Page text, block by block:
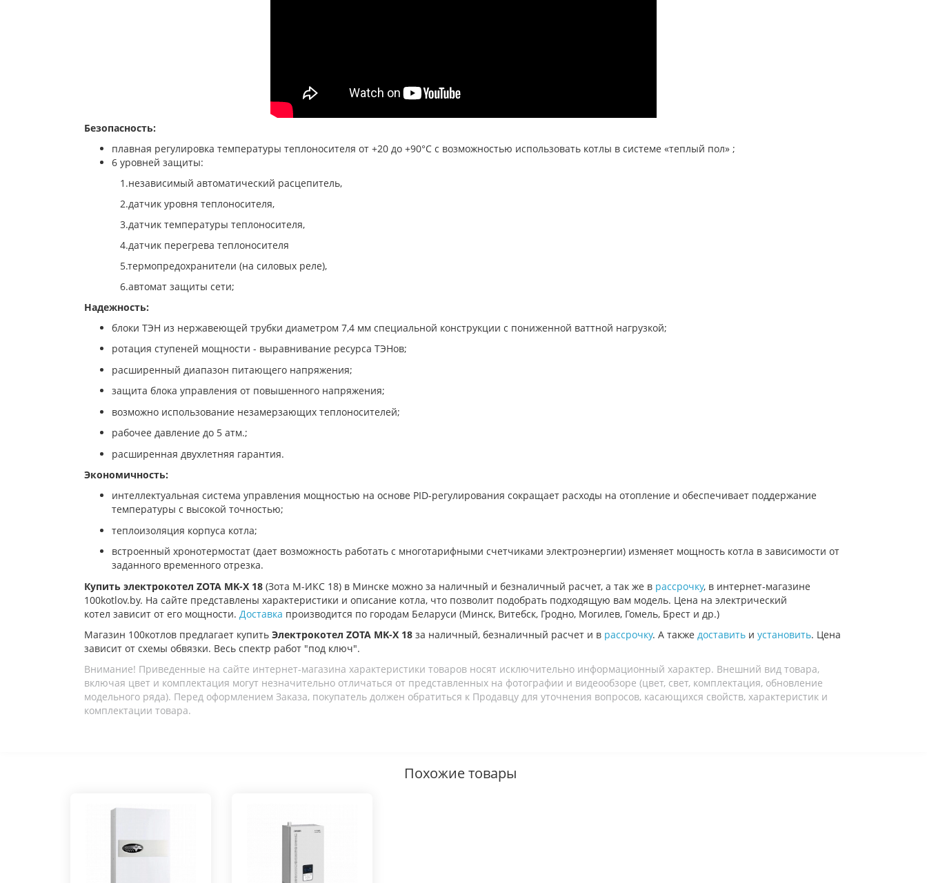
Безопасность:
плавная регулировка температуры теплоносителя от +20 до +90°С с возможностью использовать котлы в системе «теплый пол» ;
6 уровней защиты:
1.независимый автоматический расцепитель,
2.датчик уровня теплоносителя,
3.датчик температуры теплоносителя,
4.датчик перегрева теплоносителя
5.термопредохранители (на силовых реле),
6.автомат защиты сети;
Надежность:
блоки ТЭН из нержавеющей трубки диаметром 7,4 мм специальной конструкции с пониженной ваттной нагрузкой;
ротация ступеней мощности - выравнивание ресурса ТЭНов;
расширенный диапазон питающего напряжения;
защита блока управления от повышенного напряжения;
возможно использование незамерзающих теплоносителей;
рабочее давление до 5 атм.;
расширенная двухлетняя гарантия.
Экономичность:
интеллектуальная система управления мощностью на основе PID-регулирования сокращает расходы на отопление и обеспечивает поддержание
температуры с высокой точностью;
теплоизоляция корпуса котла;
встроенный хронотермостат (дает возможность работать с многотарифными счетчиками электроэнергии) изменяет мощность котла в зависимости от
заданного временного отрезка.
Купить электрокотел ZOTA MK-X 18 (Зота М-ИКС 18) в Минске можно за наличный и безналичный расчет, а так же в рассрочку, в интернет-магазине
100kotlov.by. На сайте представлены характеристики и описание котла, что позволит подобрать подходящую вам модель. Цена на электрический
котел зависит от его мощности. Доставка производится по городам Беларуси (Минск, Витебск, Гродно, Могилев, Гомель, Брест и др.)
Магазин 100котлов предлагает купить Электрокотел ZOTA MK-X 18 за наличный, безналичный расчет и в рассрочку. А также доставить и установить. Цена
зависит от схемы обвязки. Весь спектр работ "под ключ".
Внимание! Приведенные на сайте интернет-магазина характеристики товаров носят исключительно информационный характер. Внешний вид товара,
включая цвет и комплектация могут незначительно отличаться от представленных на фотографии и видеообзоре (цвет, свет, комплектация, обновление
модельного ряда). Перед оформлением Заказа, покупатель должен обратиться к Продавцу для уточнения вопросов, касающихся свойств, характеристик и
комплектации товара.
Похожие товары